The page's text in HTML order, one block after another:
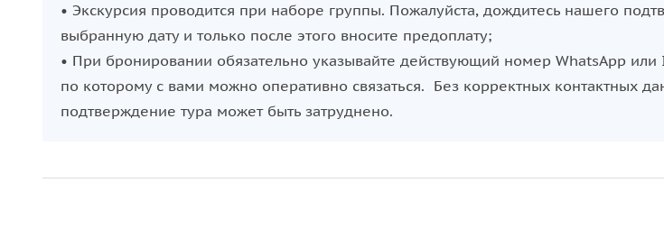
• Экскурсия проводится при наборе группы. Пожалуйста, дождитесь нашего
выбранную дату и только после этого вносите предоплату;
• При бронировании обязательно указывайте действующий номер WhatsApp или
по которому с вами можно оперативно связаться. Без корректных контактных
подтверждение тура может быть затруднено.